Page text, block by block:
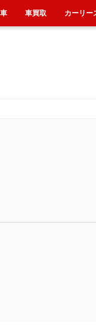
車買取 カーリー